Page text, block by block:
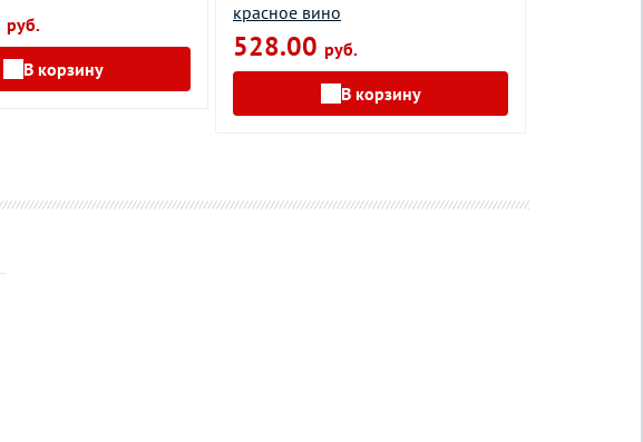
руб.
В корзину
красное вино
528.00 руб.
В корзину